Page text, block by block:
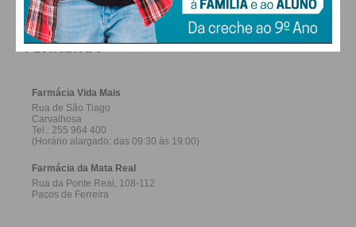
FARMACIAS DE SERVIÇO EM PAÇOS DE
FERREIRA